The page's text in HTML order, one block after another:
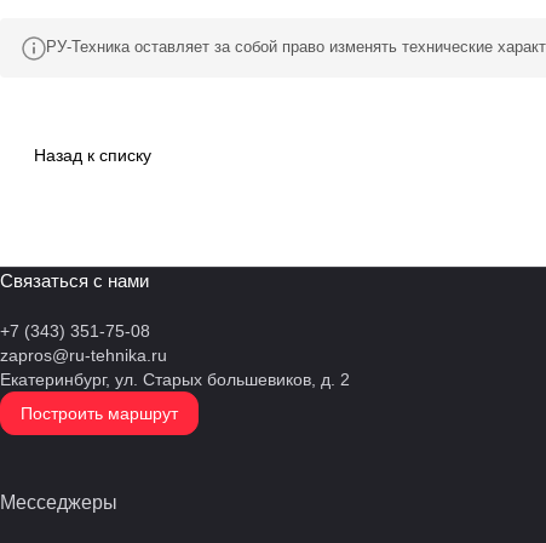
РУ-Техника оставляет за собой право изменять технические
Назад к списку
Связаться с нами
+7 (343) 351-75-08
zapros@ru-tehnika.ru
Екатеринбург, ул. Старых большевиков, д. 2
Построить маршрут
Месседжеры